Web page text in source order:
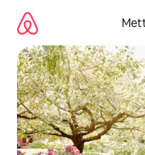
directement
contenu